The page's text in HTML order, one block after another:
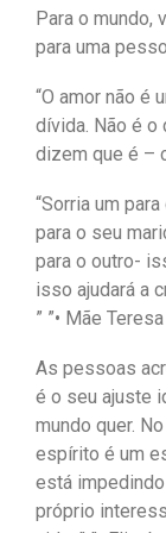
Para o mundo,
para uma
“O amor não é
dívida. Não é o
dizem que é –
“Sorria um
para o seu
para o outro-
isso ajudará a
” ”• Mãe Teresa
As pessoas
é o seu ajuste
mundo quer.
espírito é um
está
próprio